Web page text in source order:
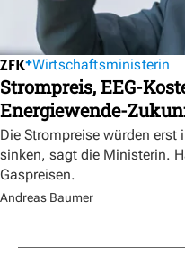
Wirtschaftsministerin
Strompreis, EEG-
Energiewende-
Die Strompreise würden
sinken, sagt die Ministerin.
Gaspreisen.
Andreas Baumer